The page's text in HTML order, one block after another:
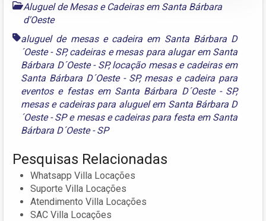
Aluguel de Mesas e Cadeiras em Santa Bárbara
d'Oeste
aluguel de mesas e cadeira em Santa Bárbara D
´Oeste - SP,cadeiras e mesas para alugar em Santa
Bárbara D´Oeste - SP,locação mesas e cadeiras em
Santa Bárbara D´Oeste - SP, mesas e cadeira para
eventos e festas em Santa Bárbara D´Oeste - SP,
mesas e cadeiras para aluguel em Santa Bárbara D
´Oeste - SPe mesas e cadeiras para festa em Santa
Bárbara D´Oeste - SP
Pesquisas Relacionadas
Whatsapp Villa Locações
Suporte Villa Locações
Atendimento Villa Locações
SAC Villa Locações